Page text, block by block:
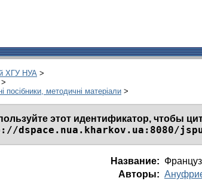
ХГУ НУА >
>
посібники, методичні матеріали >
этот идентификатор, чтобы
dspace.nua.kharkov.ua:8080/
Название:
Авторы: